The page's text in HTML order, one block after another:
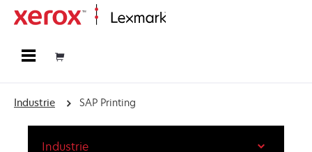
Industrie SAP Printing
Industrie